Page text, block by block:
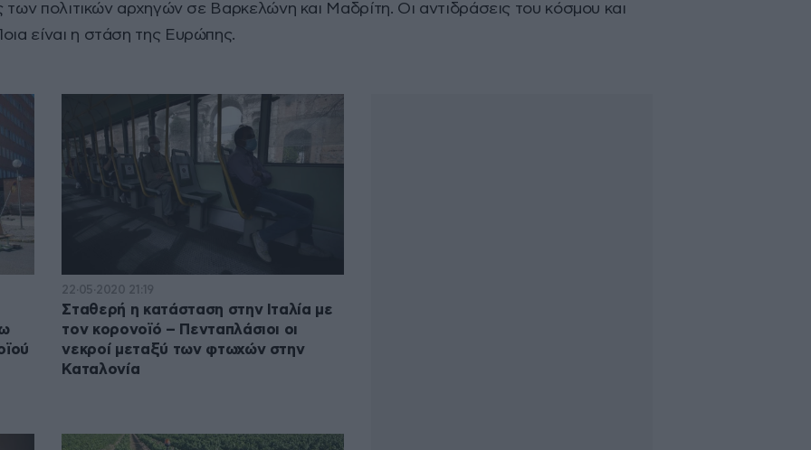
των πολιτικών αρχηγών σε Βαρκελώνη και Μαδρίτη. Οι αντιδράσεις του κόσμου και
είναι η στάση της Ευρώπης.
22·05·2020 21:19
Σταθερή η κατάσταση στην Ιταλία με
τον κορονοϊό – Πενταπλάσιοι οι
νεκροί μεταξύ των φτωχών στην
Καταλονία